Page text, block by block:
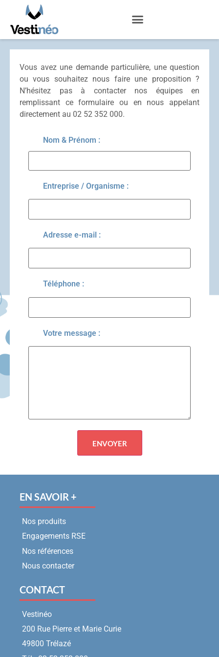
Vous avez une demande particulière, une question
ou vous souhaitez nous faire une proposition ?
N’hésitez pas à contacter nos équipes en
remplissant ce formulaire ou en nous appelant
directement au 02 52 352 000.
Nom & Prénom :
Entreprise / Organisme :
Adresse e-mail :
Téléphone :
Votre message :
EN SAVOIR +
Nos produits
Engagements RSE
Nos références
Nous contacter
CONTACT
Vestinéo
200 Rue Pierre et Marie Curie
49800 Trélazé